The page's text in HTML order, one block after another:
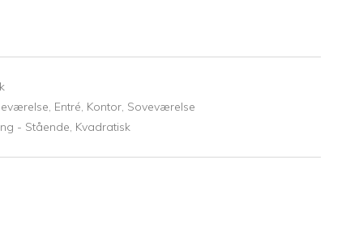
Entré, Kontor, Soveværelse
- Stående, Kvadratisk